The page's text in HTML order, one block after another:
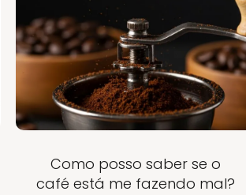
Como posso saber se o
café está me fazendo mal?